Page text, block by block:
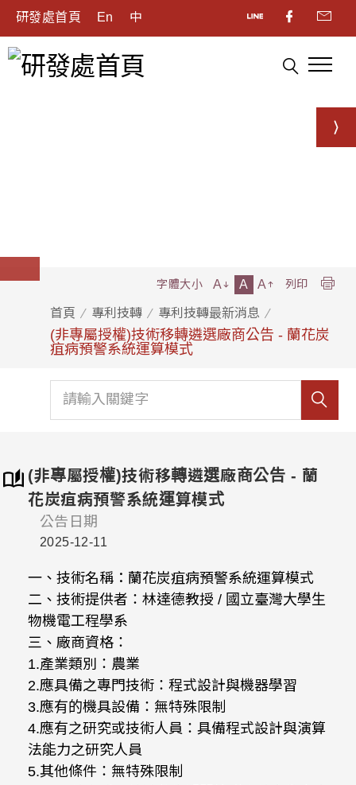
研發處首頁 En 中
首頁 專利技轉 專利技轉最新消息
(非專屬授權)技術移轉遴選廠商公告 - 蘭花炭
疽病預警系統運算模式
字體大小 A A A 列印
(非專屬授權)技術移轉遴選廠商公告 - 蘭
花炭疽病預警系統運算模式
公告日期
2025-12-11
一、技術名稱：蘭花炭疽病預警系統運算模式
二、技術提供者：林達德教授 / 國立臺灣大學生
物機電工程學系
三、廠商資格：
1.產業類別：農業
2.應具備之專門技術：程式設計與機器學習
3.應有的機具設備：無特殊限制
4.應有之研究或技術人員：具備程式設計與演算
法能力之研究人員
5.其他條件：無特殊限制